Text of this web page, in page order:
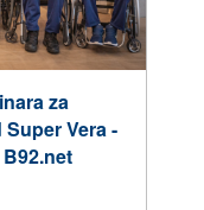
za
Vera -